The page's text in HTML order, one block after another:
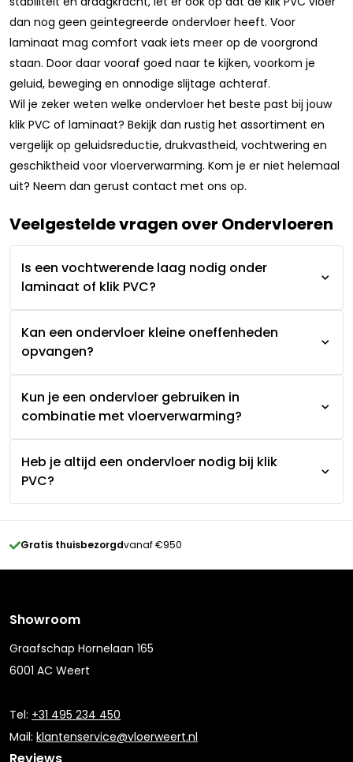
dan nog geen geintegreerde ondervloer heeft. Voor
laminaat mag comfort vaak iets meer op de voorgrond
staan. Door daar vooraf goed naar te kijken, voorkom je
geluid, beweging en onnodige slijtage achteraf.
Wil je zeker weten welke ondervloer het beste past bij jouw
klik PVC of laminaat? Bekijk dan rustig het assortiment en
vergelijk op geluidsreductie, drukvastheid, vochtwering en
geschiktheid voor vloerverwarming. Kom je er niet helemaal
uit? Neem dan gerust contact met ons op.
Veelgestelde vragen over Ondervloeren
Is een vochtwerende laag nodig onder
laminaat of klik PVC?
Kan een ondervloer kleine oneffenheden
opvangen?
Kun je een ondervloer gebruiken in
combinatie met vloerverwarming?
Heb je altijd een ondervloer nodig bij klik
PVC?
Gratis thuisbezorgdvanaf €950
Showroom
Graafschap Hornelaan 165
6001 AC Weert
Tel: +31 495 234 450
Mail: klantenservice@vloerweert.nl